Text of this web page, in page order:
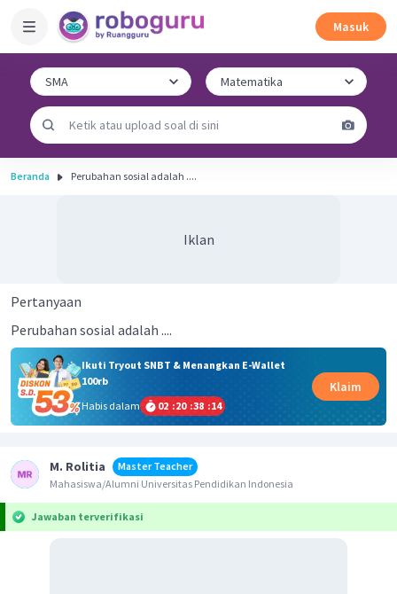
Masuk
Beranda Perubahan sosial adalah ....
Iklan
Pertanyaan
Perubahan sosial adalah ....
Ikuti Tryout SNBT & Menangkan E-Wallet
100rb
Habis dalam
02 :20 :38 :13
Klaim
M. Rolitia
Master Teacher
Mahasiswa/Alumni Universitas Pendidikan Indonesia
Jawaban terverifikasi